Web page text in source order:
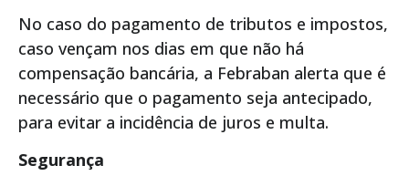
No caso do pagamento de tributos e impostos,
caso vençam nos dias em que não há
compensação bancária, a Febraban alerta que é
necessário que o pagamento seja antecipado,
para evitar a incidência de juros e multa.
Segurança